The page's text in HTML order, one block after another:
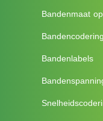
Bandenmaat
Bandenlabels